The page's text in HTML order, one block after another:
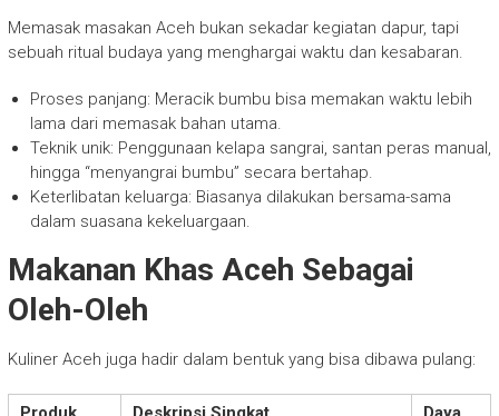
Memasak masakan Aceh bukan sekadar kegiatan dapur, tapi
sebuah ritual budaya yang menghargai waktu dan kesabaran.
Proses panjang: Meracik bumbu bisa memakan waktu lebih
lama dari memasak bahan utama.
Teknik unik: Penggunaan kelapa sangrai, santan peras manual,
hingga “menyangrai bumbu” secara bertahap.
Keterlibatan keluarga: Biasanya dilakukan bersama-sama
dalam suasana kekeluargaan.
Makanan Khas Aceh Sebagai
Oleh-Oleh
Kuliner Aceh juga hadir dalam bentuk yang bisa dibawa pulang: